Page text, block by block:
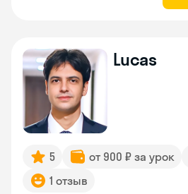
Lucas
5 от 900 ₽ за урок
1 отзыв